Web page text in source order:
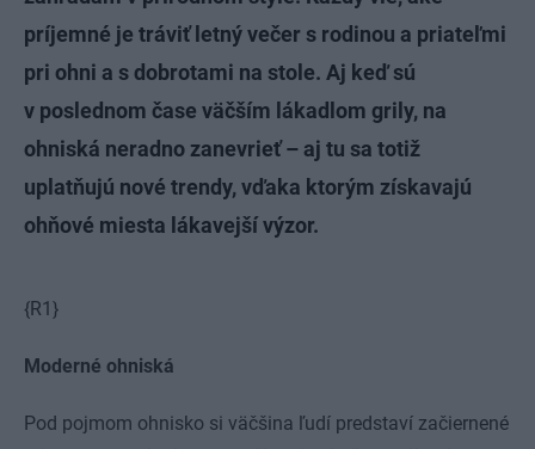
príjemné je tráviť letný večer s rodinou a priateľmi
pri ohni a s dobrotami na stole. Aj keď sú
v poslednom čase väčším lákadlom grily, na
ohniská neradno zanevrieť – aj tu sa totiž
uplatňujú nové trendy, vďaka ktorým získavajú
ohňové miesta lákavejší výzor.
{R1}
Moderné ohniská
Pod pojmom ohnisko si väčšina ľudí predstaví začiernené